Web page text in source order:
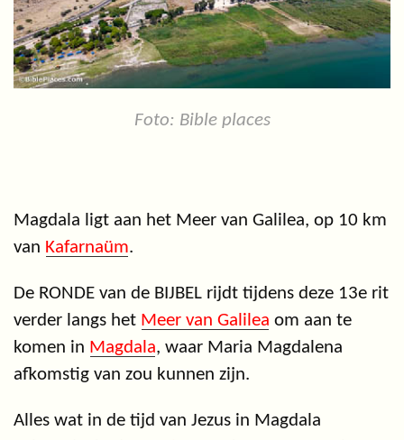
Foto: Bible places
Magdala ligt aan het Meer van Galilea, op 10 km
van Kafarnaüm.
De RONDE van de BIJBEL rijdt tijdens deze 13e rit
verder langs het Meer van Galilea om aan te
komen in Magdala, waar Maria Magdalena
afkomstig van zou kunnen zijn.
Alles wat in de tijd van Jezus in Magdala